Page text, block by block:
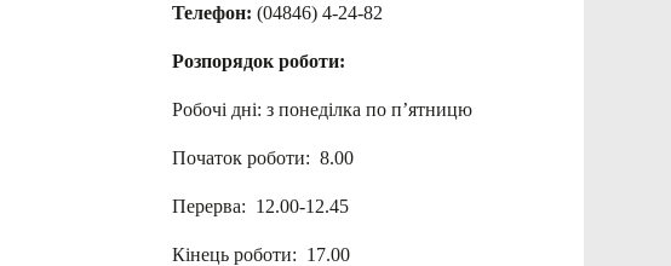
Телефон: (04846) 4-24-82
Розпорядок роботи:
Робочі дні: з понеділка по п’ятницю
Початок роботи: 8.00
Перерва: 12.00-12.45
Кінець роботи: 17.00